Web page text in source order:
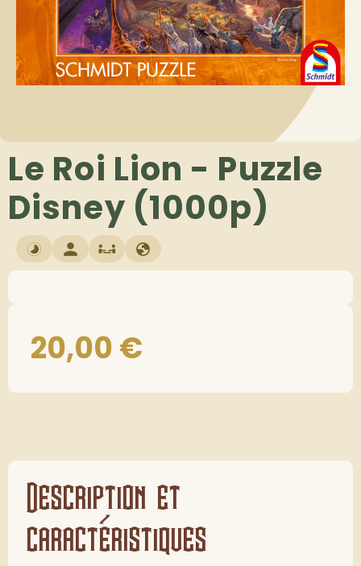
Le Roi Lion - Puzzle
Disney (1000p)
20,00€
Description et
caractéristiques